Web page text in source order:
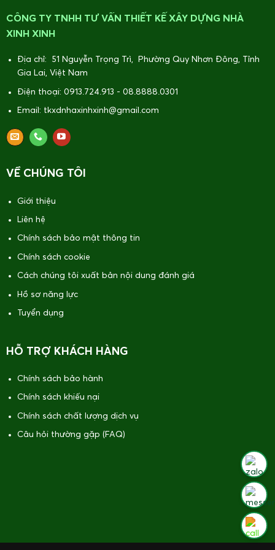
CÔNG TY TNHH TƯ VẤN THIẾT KẾ XÂY DỰNG NHÀ
XINH XINH
Địa chỉ: 51 Nguyễn Trọng Trì, Phường Quy Nhơn Đông, Tỉnh
Gia Lai, Việt Nam
Điện thoại: 0913.724.913 - 08.8888.0301
Email: tkxdnhaxinhxinh@gmail.com
VỀ CHÚNG TÔI
Giới thiệu
Liên hệ
Chính sách bảo mật thông tin
Chính sách cookie
Cách chúng tôi xuất bản nội dung đánh giá
Hồ sơ năng lực
Tuyển dụng
HỖ TRỢ KHÁCH HÀNG
Chính sách bảo hành
Chính sách khiếu nại
Chính sách chất lượng dịch vụ
Câu hỏi thường gặp (FAQ)